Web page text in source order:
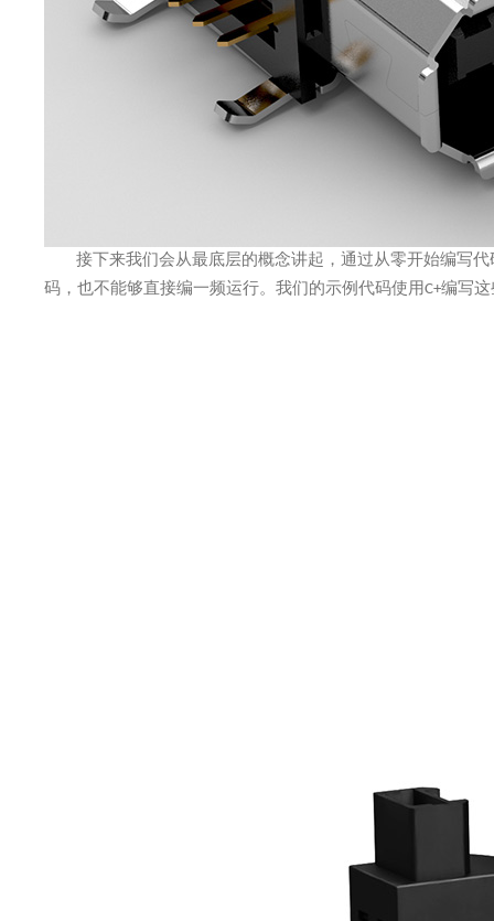
接下来我们会从最底层的概念讲起，通过从零开始编写
码，也不能够直接编一频运行。我们的示例代码使用C+编写